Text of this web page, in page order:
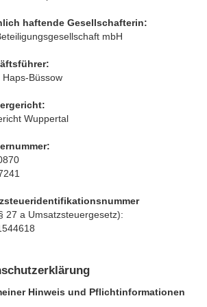
haftende Gesellschafterin:
mbH
Haps-Büssow
Wuppertal
27 a Umsatzsteuergesetz):
Hinweis und Pflichtinformationen